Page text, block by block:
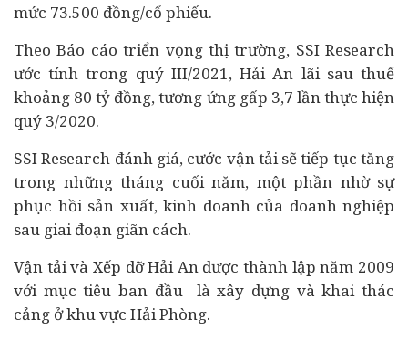
mức 73.500 đồng/cổ phiếu.
Theo Báo cáo triển vọng thị trường, SSI Research
ước tính trong quý III/2021, Hải An lãi sau thuế
khoảng 80 tỷ đồng, tương ứng gấp 3,7 lần thực hiện
quý 3/2020.
SSI Research đánh giá, cước vận tải sẽ tiếp tục tăng
trong những tháng cuối năm, một phần nhờ sự
phục hồi sản xuất, kinh doanh của doanh nghiệp
sau giai đoạn giãn cách.
Vận tải và Xếp dỡ Hải An được thành lập năm 2009
với mục tiêu ban đầu là xây dựng và khai thác
cảng ở khu vực Hải Phòng.